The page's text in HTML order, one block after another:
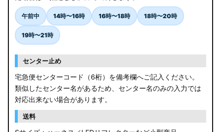
LA400K コペン
汎用LEDバルブ
アウトレット
JB64W/JB74W/JC74W ジムニー/シエラ/ノマド
午前中 14時〜16時 16時〜18時 18時〜20時
19時〜21時
センター止め
宅急便センターコード（6桁）を備考欄へご記入ください。
類似したセンター名があるため、センター名のみの入力では
対応出来ない場合があります。
送料